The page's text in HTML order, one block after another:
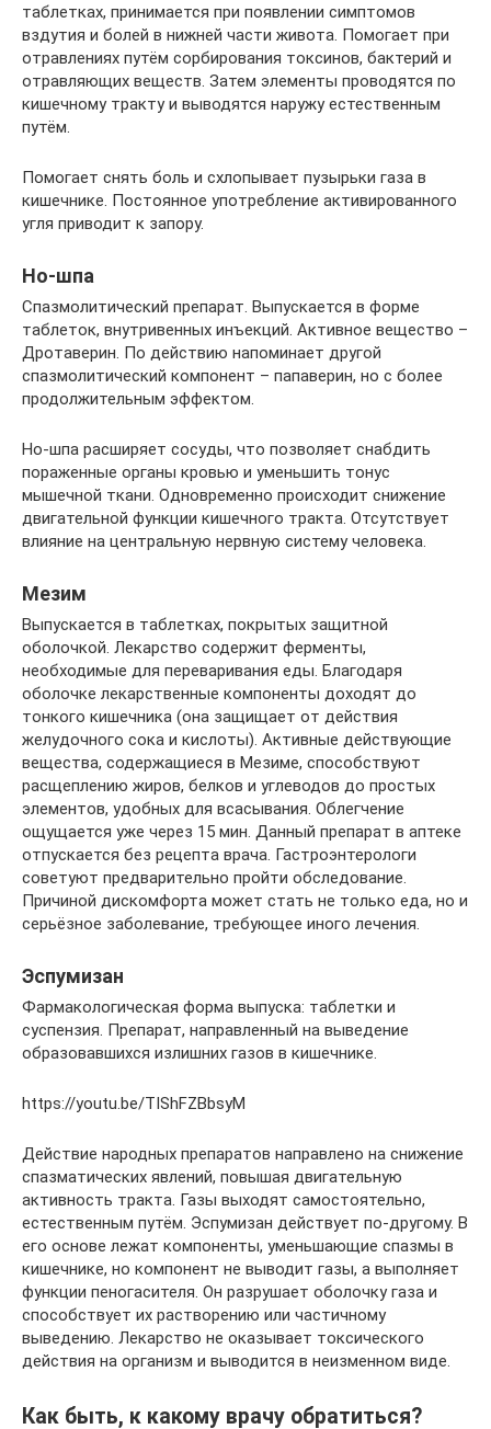
таблетках, принимается при появлении симптомов
вздутия и болей в нижней части живота. Помогает при
отравлениях путём сорбирования токсинов, бактерий и
отравляющих веществ. Затем элементы проводятся по
кишечному тракту и выводятся наружу естественным
путём.
Помогает снять боль и схлопывает пузырьки газа в
кишечнике. Постоянное употребление активированного
угля приводит к запору.
Но-шпа
Спазмолитический препарат. Выпускается в форме
таблеток, внутривенных инъекций. Активное вещество –
Дротаверин. По действию напоминает другой
спазмолитический компонент – папаверин, но с более
продолжительным эффектом.
Но-шпа расширяет сосуды, что позволяет снабдить
пораженные органы кровью и уменьшить тонус
мышечной ткани. Одновременно происходит снижение
двигательной функции кишечного тракта. Отсутствует
влияние на центральную нервную систему человека.
Мезим
Выпускается в таблетках, покрытых защитной
оболочкой. Лекарство содержит ферменты,
необходимые для переваривания еды. Благодаря
оболочке лекарственные компоненты доходят до
тонкого кишечника (она защищает от действия
желудочного сока и кислоты). Активные действующие
вещества, содержащиеся в Мезиме, способствуют
расщеплению жиров, белков и углеводов до простых
элементов, удобных для всасывания. Облегчение
ощущается уже через 15 мин. Данный препарат в аптеке
отпускается без рецепта врача. Гастроэнтерологи
советуют предварительно пройти обследование.
Причиной дискомфорта может стать не только еда, но и
серьёзное заболевание, требующее иного лечения.
Эспумизан
Фармакологическая форма выпуска: таблетки и
суспензия. Препарат, направленный на выведение
образовавшихся излишних газов в кишечнике.
https://youtu.be/TIShFZBbsyM
Действие народных препаратов направлено на снижение
спазматических явлений, повышая двигательную
активность тракта. Газы выходят самостоятельно,
естественным путём. Эспумизан действует по-другому. В
его основе лежат компоненты, уменьшающие спазмы в
кишечнике, но компонент не выводит газы, а выполняет
функции пеногасителя. Он разрушает оболочку газа и
способствует их растворению или частичному
выведению. Лекарство не оказывает токсического
действия на организм и выводится в неизменном виде.
Как быть, к какому врачу обратиться?